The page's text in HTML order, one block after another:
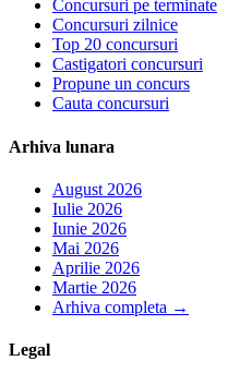
Concursuri pe terminate
Concursuri zilnice
Top 20 concursuri
Castigatori concursuri
Propune un concurs
Cauta concursuri
Arhiva lunara
August 2026
Iulie 2026
Iunie 2026
Mai 2026
Aprilie 2026
Martie 2026
Arhiva completa →
Legal